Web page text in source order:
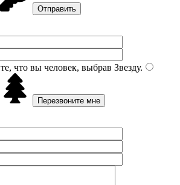
что вы человек, выбрав Звезду.